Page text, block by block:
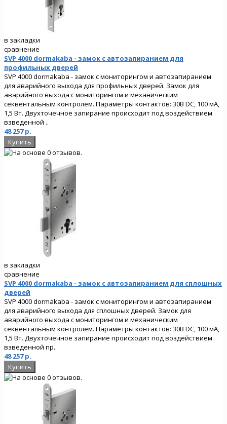
в закладки
сравнение
SVP 4000 dormakaba - замок с автозапиранием для
профильных дверей
SVP 4000 dormakaba - замок с мониторингом и автозапиранием
для аварийного выхода для профильных дверей. Замок для
аварийного выхода с мониторингом и механическим
секвентальным контролем. Параметры контактов: 30В DC, 100 мА,
1,5 Вт. Двухточечное запирание происходит под воздействием
взведенной ..
48 257 р.
в закладки
сравнение
SVP 4000 dormakaba - замок с автозапиранием для сплошных
дверей
SVP 4000 dormakaba - замок с мониторингом и автозапиранием
для аварийного выхода для сплошных дверей. Замок для
аварийного выхода с мониторингом и механическим
секвентальным контролем. Параметры контактов: 30В DC, 100 мА,
1,5 Вт. Двухточечное запирание происходит под воздействием
взведенной пр..
48 257 р.